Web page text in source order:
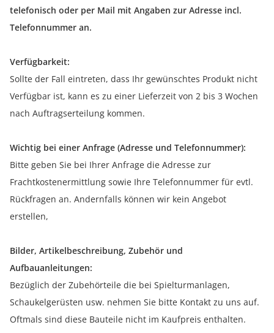
telefonisch oder per Mail mit Angaben zur Adresse incl.
Telefonnummer an.
Verfügbarkeit:
Sollte der Fall eintreten, dass Ihr gewünschtes Produkt nicht
Verfügbar ist, kann es zu einer Lieferzeit von 2 bis 3 Wochen
nach Auftragserteilung kommen.
Wichtig bei einer Anfrage (Adresse und Telefonnummer):
Bitte geben Sie bei Ihrer Anfrage die Adresse zur
Frachtkostenermittlung sowie Ihre Telefonnummer für evtl.
Rückfragen an. Andernfalls können wir kein Angebot
erstellen,
Bilder, Artikelbeschreibung, Zubehör und
Aufbauanleitungen:
Bezüglich der Zubehörteile die bei Spielturmanlagen,
Schaukelgerüsten usw. nehmen Sie bitte Kontakt zu uns auf.
Oftmals sind diese Bauteile nicht im Kaufpreis enthalten.